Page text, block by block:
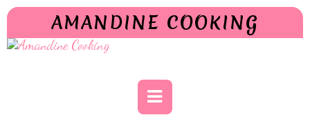
AMANDINE COOKING